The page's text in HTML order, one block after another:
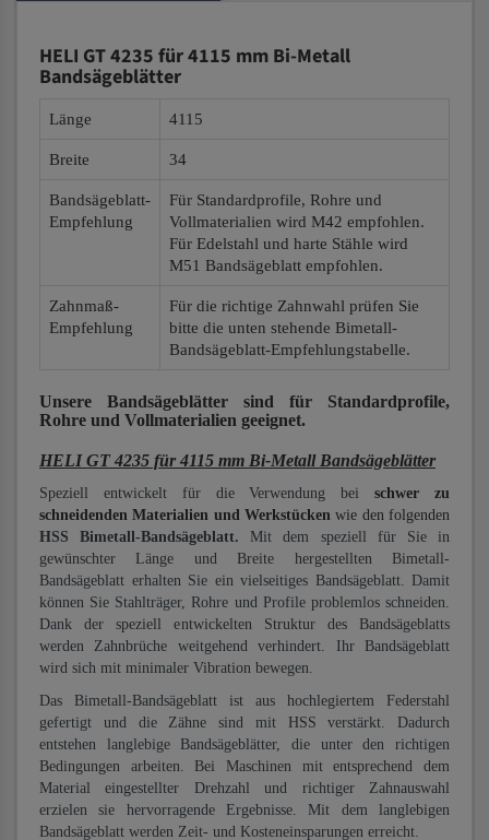
HELI GT 4235 für 4115 mm Bi-Metall
Bandsägeblätter
Länge 4115
Breite 34
Bandsägeblatt-
Empfehlung
Für Standardprofile, Rohre und
Vollmaterialien wird M42 empfohlen.
Für Edelstahl und harte Stähle wird
M51 Bandsägeblatt empfohlen.
Zahnmaß-
Empfehlung
Für die richtige Zahnwahl prüfen Sie
bitte die unten stehende Bimetall-
Bandsägeblatt-Empfehlungstabelle.
Unsere Bandsägeblätter sind für Standardprofile,
Rohre und Vollmaterialien geeignet.
HELI GT 4235 für 4115 mm Bi-Metall Bandsägeblätter
Speziell entwickelt für die Verwendung beischwer zu
schneidenden Materialien und Werkstücken wie den folgenden
HSS Bimetall-Bandsägeblatt. Mit dem speziell für Sie in
gewünschter Länge und Breite hergestellten Bimetall-
Bandsägeblatt erhalten Sie ein vielseitiges Bandsägeblatt. Damit
können Sie Stahlträger, Rohre und Profile problemlos schneiden.
Dank der speziell entwickelten Struktur des Bandsägeblatts
werden Zahnbrüche weitgehend verhindert. Ihr Bandsägeblatt
wird sich mit minimaler Vibration bewegen.
Das Bimetall-Bandsägeblatt ist aus hochlegiertem Federstahl
gefertigt und die Zähne sind mit HSS verstärkt. Dadurch
entstehen langlebige Bandsägeblätter, die unter den richtigen
Bedingungen arbeiten. Bei Maschinen mit entsprechend dem
Material eingestellter Drehzahl und richtiger Zahnauswahl
erzielen sie hervorragende Ergebnisse. Mit dem langlebigen
Bandsägeblatt werden Zeit- und Kosteneinsparungen erreicht.